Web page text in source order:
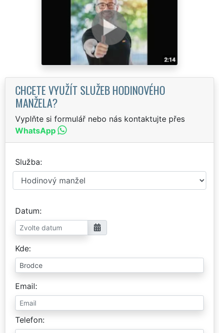
CHCETE VYUŽÍT SLUŽEB HODINOVÉHO
MANŽELA?
Vyplňte si formulář nebo nás kontaktujte přes
WhatsApp
Služba
Datum
Kde
Email
Telefon